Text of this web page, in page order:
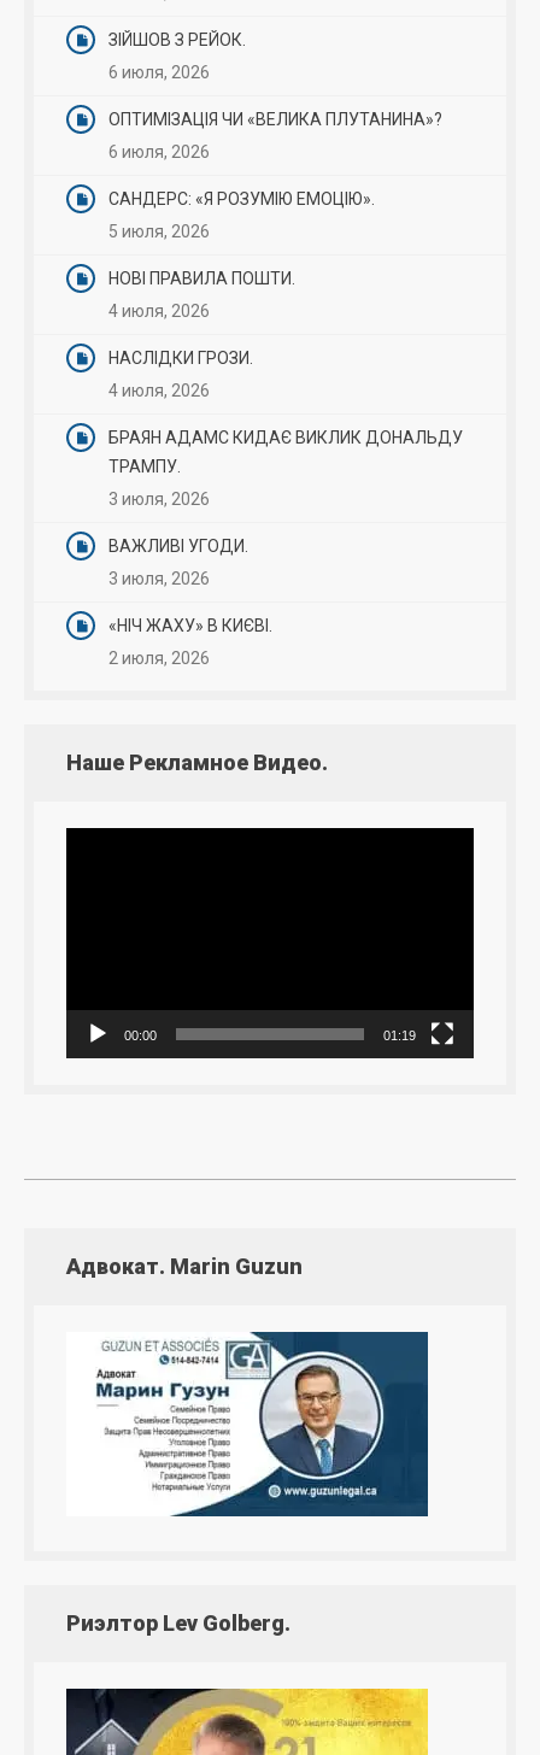
ЗІЙШОВ З РЕЙОК.
6 июля, 2026
ОПТИМІЗАЦІЯ ЧИ «ВЕЛИКА ПЛУТАНИНА»?
6 июля, 2026
САНДЕРС: «Я РОЗУМІЮ ЕМОЦІЮ».
5 июля, 2026
НОВІ ПРАВИЛА ПОШТИ.
4 июля, 2026
НАСЛІДКИ ГРОЗИ.
4 июля, 2026
БРАЯН АДАМС КИДАЄ ВИКЛИК ДОНАЛЬДУ
ТРАМПУ.
3 июля, 2026
ВАЖЛИВІ УГОДИ.
3 июля, 2026
«НІЧ ЖАХУ» В КИЄВІ.
2 июля, 2026
Наше Рекламное Видео.
00:00 01:19
Адвокат. Marin Guzun
Риэлтор Lev Golberg.